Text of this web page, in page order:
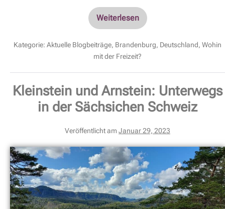
Weiterlesen
Kategorie: Aktuelle Blogbeiträge, Brandenburg, Deutschland, Wohin
mit der Freizeit?
Kleinstein und Arnstein: Unterwegs
in der Sächsichen Schweiz
Veröffentlicht am Januar 29, 2023